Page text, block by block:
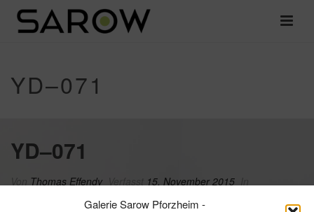
Galerie Sarow Pforzheim -
YD–071
YD–071
Thomas Effendy 15. November 2015